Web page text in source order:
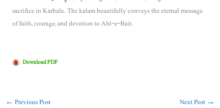
sacrifice in Karbala. The kalam beautifully conveys the eternal message
of faith, courage, and devotion to Ahl-e-Bait.
Download PDF
← Previous Post Next Post →